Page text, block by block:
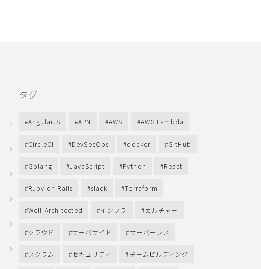
タグ
AngularJS APN AWS AWS Lambda
CircleCI DevSecOps docker GitHub
Golang JavaScript Python React
Ruby on Rails slack Terraform
Well-Architected インフラ カルチャー
クラウド サーバサイド サーバーレス
スクラム セキュリティ チームビルディング